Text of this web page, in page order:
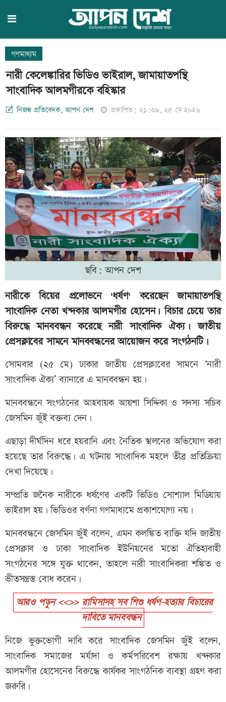
গণমাধ্যম
নারী কেলেঙ্কারির ভিডিও ভাইরাল, জামায়াতপন্থি
সাংবাদিক আলমগীরকে বহিস্কার
নিজস্ব প্রতিবেদক, আপন দেশ প্রকাশিত: ২১:৩৮, ২৫ মে ২০২৬
ছবি: আপন দেশ
নারীকে বিয়ের প্রলোভনে 'ধর্ষণ' করেছেন জামায়াতপন্থি
সাংবাদিক নেতা খন্দকার আলমগীর হোসেন। বিচার চেয়ে তার
বিরুদ্ধে মানববন্ধন করেছে নারী সাংবাদিক ঐক্য। জাতীয়
প্রেসক্লাবের সামনে মানববন্ধনের আয়োজন করে সংগঠনটি।
সোমবার (২৫ মে) ঢাকার জাতীয় প্রেসক্লাবের সামনে ‘নারী
সাংবাদিক ঐক্য’ ব্যানারে এ মানববন্ধন হয়।
মানববন্ধনে সংগঠনের আহবায়ক আয়শা সিদ্দিকা ও সদস্য সচিব
জেসমিন জুঁই বক্তব্য দেন।
এছাড়া দীর্ঘদিন ধরে হয়রানি এবং নৈতিক স্খলনের অভিযোগ করা
হয়েছে তার বিরুদ্ধে। এ ঘটনায় সাংবাদিক মহলে তীব্র প্রতিক্রিয়া
দেখা দিয়েছে।
সম্প্রতি জনৈক নারীকে ধর্ষণের একটি ভিডিও সোশ্যাল মিডিয়ায়
ভাইরাল হয়। ভিডিওর বর্ণনা গণমাধ্যমে প্রকাশযোগ্য নয়।
মানববন্ধনে জেসমিন জুঁই বলেন, এমন কলঙ্কিত ব্যক্তি যদি জাতীয়
প্রেসক্লাব ও ঢাকা সাংবাদিক ইউনিয়নের মতো ঐতিহ্যবাহী
সংগঠনের সঙ্গে যুক্ত থাকেন, তাহলে নারী সাংবাদিকরা শঙ্কিত ও
ভীতসন্ত্রস্ত বোধ করেন।
আরও পড়ুন <<>> রামিসাসহ সব শিশু ধর্ষণ-হত্যার বিচারের
দাবিতে মানববন্ধন
নিজে ভুক্তভোগী দাবি করে সাংবাদিক জেসমিন জুঁই বলেন,
সাংবাদিক সমাজের মর্যাদা ও কর্মপরিবেশ রক্ষায় খন্দকার
আলমগীর হোসেনের বিরুদ্ধে কার্যকর সাংগঠনিক ব্যবস্থা গ্রহণ করা
জরুরি।